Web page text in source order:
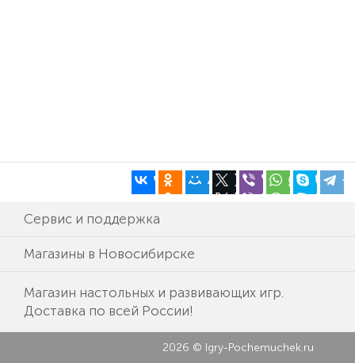
Сервис и поддержка
Магазины в Новосибирске
Магазин настольных и развивающих игр.
Доставка по всей России!
2026 © Igry-Pochemuchek.ru